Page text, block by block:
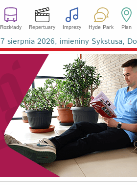
Rozkłady Repertuary Imprezy Hyde Park Plan
sierpnia 2026, imieniny Sykstusa,